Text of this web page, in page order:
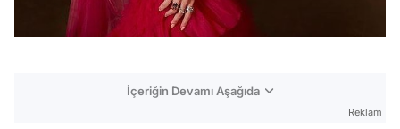
İçeriğin Devamı Aşağıda
Reklam